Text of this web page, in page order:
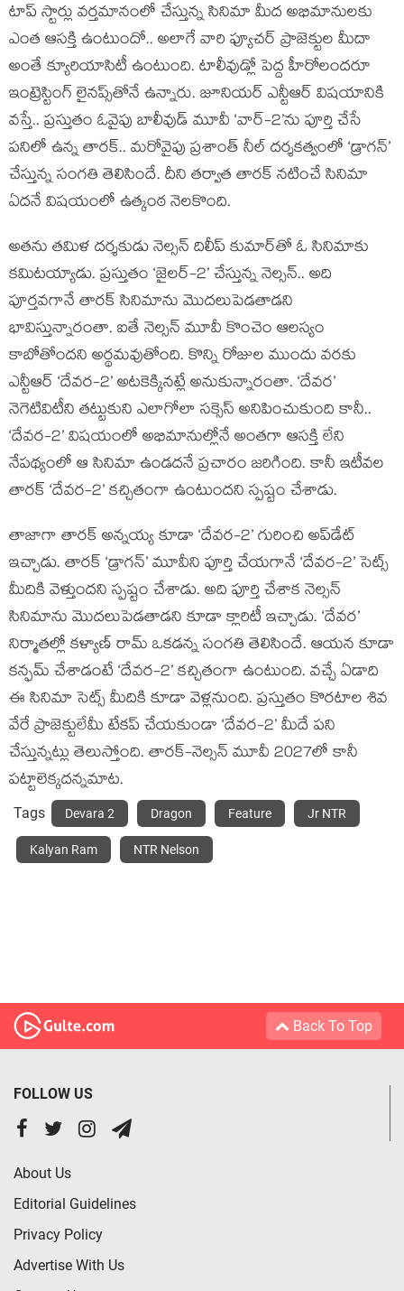
టాప్ స్టార్లు వర్తమానంలో చేస్తున్న సినిమా మీద అభిమానులకు
ఎంత ఆసక్తి ఉంటుందో.. అలాగే వారి ఫ్యూచర్ ప్రాజెక్టుల మీదా
అంతే క్యూరియాసిటీ ఉంటుంది. టాలీవుడ్లో పెద్ద హీరోలందరూ
ఇంట్రెస్టింగ్ లైనప్స్‌తోనే ఉన్నారు. జూనియర్ ఎన్టీఆర్ విషయానికి
వస్తే.. ప్రస్తుతం ఓవైపు బాలీవుడ్ మూవీ ‘వార్-2’ను పూర్తి చేసే
పనిలో ఉన్న తారక్.. మరోవైపు ప్రశాంత్ నీల్ దర్శకత్వంలో ‘డ్రాగన్’
చేస్తున్న సంగతి తెలిసిందే. దీని తర్వాత తారక్ నటించే సినిమా
ఏదనే విషయంలో ఉత్కంఠ నెలకొంది.
అతను తమిళ దర్శకుడు నెల్సన్ దిలీప్ కుమార్‌తో ఓ సినిమాకు
కమిటయ్యాడు. ప్రస్తుతం ‘జైలర్-2’ చేస్తున్న నెల్సన్.. అది
పూర్తవగానే తారక్ సినిమాను మొదలుపెడతాడని
భావిస్తున్నారంతా. ఐతే నెల్సన్ మూవీ కొంచెం ఆలస్యం
కాబోతోందని అర్థమవుతోంది. కొన్ని రోజుల ముందు వరకు
ఎన్టీఆర్ ‘దేవర-2’ అటకెక్కినట్లే అనుకున్నారంతా. ‘దేవర’
నెగెటివిటీని తట్టుకుని ఎలాగోలా సక్సెస్ అనిపించుకుంది కానీ..
‘దేవర-2’ విషయంలో అభిమానుల్లోనే అంతగా ఆసక్తి లేని
నేపథ్యంలో ఆ సినిమా ఉండదనే ప్రచారం జరిగింది. కానీ ఇటీవల
తారక్ ‘దేవర-2’ కచ్చితంగా ఉంటుందని స్పష్టం చేశాడు.
తాజాగా తారక్ అన్నయ్య కూడా ‘దేవర-2’ గురించి అప్‌డేట్
ఇచ్చాడు. తారక్ ‘డ్రాగన్’ మూవీని పూర్తి చేయగానే ‘దేవర-2’ సెట్స్
మీదికి వెళ్తుందని స్పష్టం చేశాడు. అది పూర్తి చేశాక నెల్సన్
సినిమాను మొదలుపెడతాడని కూడా క్లారిటీ ఇచ్చాడు. ‘దేవర’
నిర్మాతల్లో కళ్యాణ్ రామ్ ఒకడన్న సంగతి తెలిసిందే. ఆయన కూడా
కన్ఫమ్ చేశాడంటే ‘దేవర-2’ కచ్చితంగా ఉంటుంది. వచ్చే ఏడాది
ఈ సినిమా సెట్స్ మీదికి కూడా వెళ్లనుంది. ప్రస్తుతం కొరటాల శివ
వేరే ప్రాజెక్టులేమీ టేకప్ చేయకుండా ‘దేవర-2’ మీదే పని
చేస్తున్నట్లు తెలుస్తోంది. తారక్-నెల్సన్ మూవీ 2027లో కానీ
పట్టాలెక్కదన్నమాట.
Tags Devara 2 Dragon Feature Jr NTR
Kalyan Ram NTR Nelson
Back To Top
FOLLOW US
About Us
Editorial Guidelines
Privacy Policy
Advertise With Us